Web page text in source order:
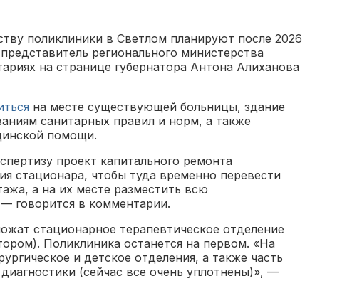
поликлиники в Светлом планируют после 2026
регионального министерства
на странице губернатора Антона Алиханова
на месте существующей больницы, здание
санитарных правил и норм, а также
помощи.
проект капитального ремонта
стационара, чтобы туда временно перевести
а на их месте разместить всю
говорится в комментарии.
стационарное терапевтическое отделение
Поликлиника останется на первом. «На
и детское отделения, а также часть
(сейчас все очень уплотнены)», —